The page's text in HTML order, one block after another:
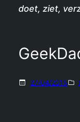
doet, ziet,
27/04/2015